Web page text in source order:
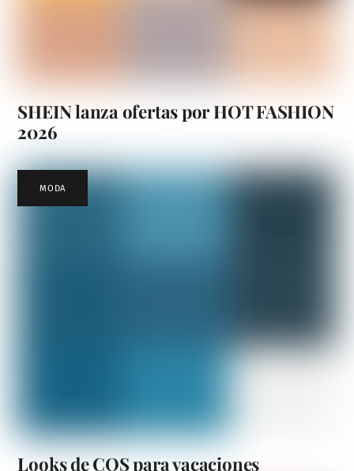
SHEIN lanza ofertas por HOT FASHION
2026
MODA
Looks de COS para vacaciones